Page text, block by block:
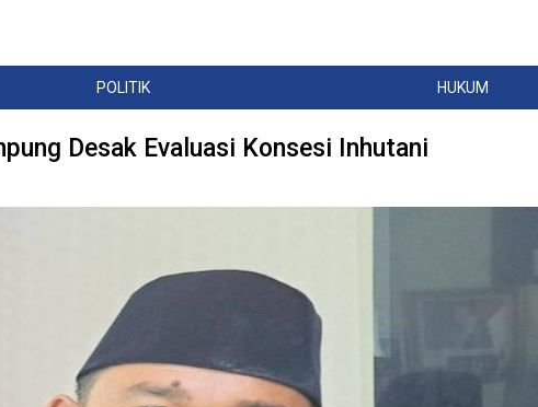
POLITIK HUKUM
Desak Evaluasi Konsesi Inhutani